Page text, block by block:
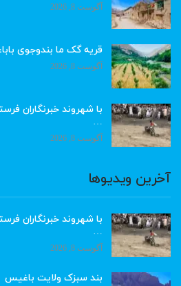
آگوست 8, 2026
قریه گک ما بندوجوی
آگوست 8, 2026
با شهروند خبرنگاران
…
آگوست 8, 2026
آخرین ویدیوها
با شهروند خبرنگاران
…
آگوست 8, 2026
بند سبزک ولایت باغیس